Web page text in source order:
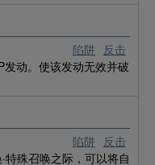
陷阱 反击
动。使该发动无效并破
陷阱 反击
殊召唤之际，可以将自